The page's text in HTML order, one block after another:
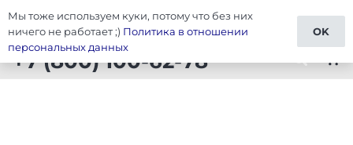
Тюнинг Универсальные товары
+7 (800) 100-62-78 shopping_cart
Мы тоже используем куки, потому что без них
ничего не работает ;) Политика в отношении
персональных данных
OK